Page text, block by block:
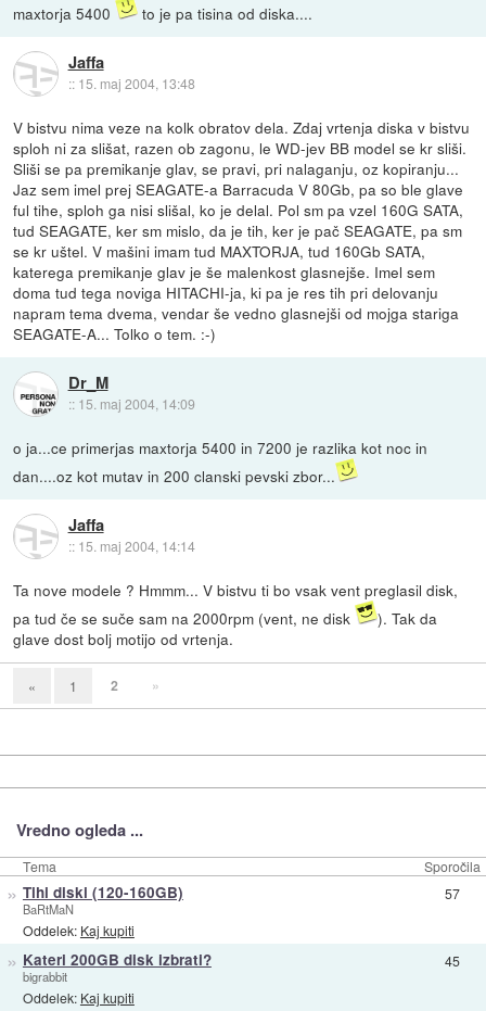
maxtorja 5400
to je pa tisina od diska....
Jaffa
:: 15. maj 2004, 13:48
V bistvu nima veze na kolk obratov dela. Zdaj vrtenja diska v bistvu
sploh ni za slišat, razen ob zagonu, le WD-jev BB model se kr sliši.
Sliši se pa premikanje glav, se pravi, pri nalaganju, oz kopiranju...
Jaz sem imel prej SEAGATE-a Barracuda V 80Gb, pa so ble glave
ful tihe, sploh ga nisi slišal, ko je delal. Pol sm pa vzel 160G SATA,
tud SEAGATE, ker sm mislo, da je tih, ker je pač SEAGATE, pa sm
se kr uštel. V mašini imam tud MAXTORJA, tud 160Gb SATA,
katerega premikanje glav je še malenkost glasnejše. Imel sem
doma tud tega noviga HITACHI-ja, ki pa je res tih pri delovanju
napram tema dvema, vendar še vedno glasnejši od mojga stariga
SEAGATE-A... Tolko o tem. :-)
Dr_M
:: 15. maj 2004, 14:09
o ja...ce primerjas maxtorja 5400 in 7200 je razlika kot noc in
dan....oz kot mutav in 200 clanski pevski zbor...
Jaffa
:: 15. maj 2004, 14:14
Ta nove modele ? Hmmm... V bistvu ti bo vsak vent preglasil disk,
pa tud če se suče sam na 2000rpm (vent, ne disk
). Tak da
glave dost bolj motijo od vrtenja.
« 1 2 »
Vredno ogleda ...
Tema Sporočila
» Tihi diski (120-160GB)
BaRtMaN
Oddelek: Kaj kupiti
57
» Kateri 200GB disk izbrati?
bigrabbit
Oddelek: Kaj kupiti
45